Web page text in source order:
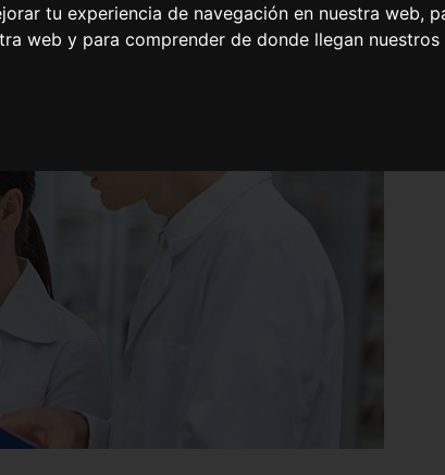
tu experiencia de navegación en nuestra web,
web y para comprender de donde llegan